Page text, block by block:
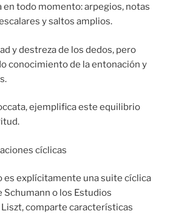
todo momento: arpegios, notas
y saltos amplios.
y destreza de los dedos, pero
conocimiento de la entonación y
ejemplifica este equilibrio
cíclicas
es explícitamente una suite cíclica
Schumann o los Estudios
comparte características